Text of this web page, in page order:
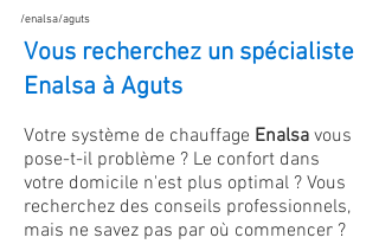
/enalsa/aguts
Vous recherchez un spécialiste
Enalsa à Aguts
Votre système de chauffage Enalsa vous
pose-t-il problème ? Le confort dans
votre domicile n'est plus optimal ? Vous
recherchez des conseils professionnels,
mais ne savez pas par où commencer ?